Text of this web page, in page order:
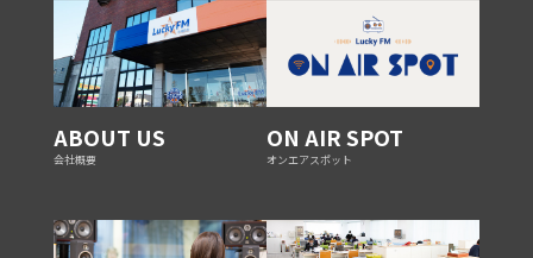
ABOUT US
会社概要
ON AIR SPOT
オンエアスポット